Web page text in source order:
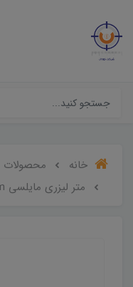
خانه محصولات
متر لیزری مایلسی Mileseey S2G 70m